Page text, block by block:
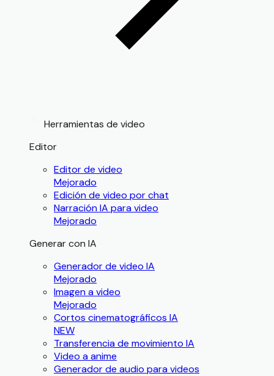
Herramientas de video
Editor
Editor de video
Mejorado
Edición de video por chat
Narración IA para video
Mejorado
Generar con IA
Generador de video IA
Mejorado
Imagen a video
Mejorado
Cortos cinematográficos IA
NEW
Transferencia de movimiento IA
Video a anime
Generador de audio para videos